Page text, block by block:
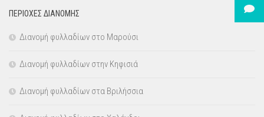
ΠΕΡΙΟΧΕΣ ΔΙΑΝΟΜΗΣ
Διανομή φυλλαδίων στο Μαρούσι
Διανομή φυλλαδίων στην Κηφισιά
Διανομή φυλλαδίων στα Βριλήσσια